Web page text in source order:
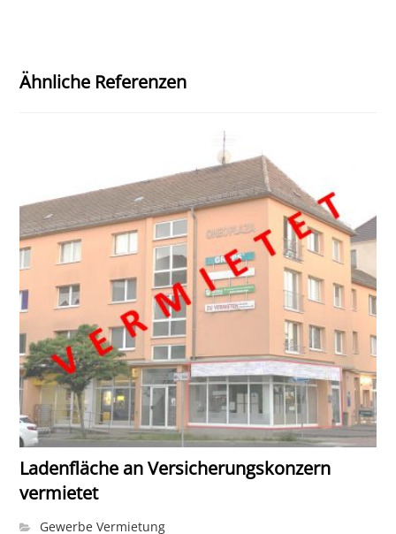
Ähnliche Referenzen
Ladenfläche an Versicherungskonzern
vermietet
Gewerbe Vermietung